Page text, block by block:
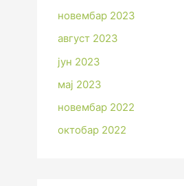
новембар 2023
август 2023
јун 2023
мај 2023
новембар 2022
октобар 2022